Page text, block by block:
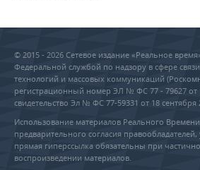
© 2015 - 2026 Сетевое издание «Реальное
Федеральной службой по надзору в сфере
технологий и массовых коммуникаций
регистрационный номер ЭЛ № ФС 77 - 79627 от
свидетельство Эл № ФС 77-59331 от 18 сентября
Использование материалов Реального
предварительного согласия
прямая гиперссылка обязательны при
воспроизведении материалов.